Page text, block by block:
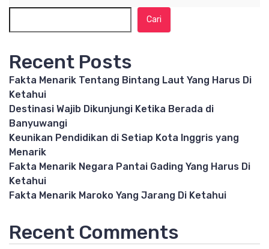
Cari
Recent Posts
Fakta Menarik Tentang Bintang Laut Yang Harus Di
Ketahui
Destinasi Wajib Dikunjungi Ketika Berada di
Banyuwangi
Keunikan Pendidikan di Setiap Kota Inggris yang
Menarik
Fakta Menarik Negara Pantai Gading Yang Harus Di
Ketahui
Fakta Menarik Maroko Yang Jarang Di Ketahui
Recent Comments